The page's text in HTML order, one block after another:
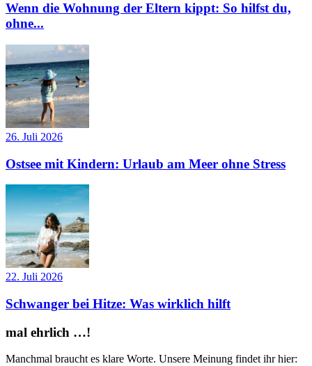
Wenn die Wohnung der Eltern kippt: So hilfst du,
ohne...
26. Juli 2026
Ostsee mit Kindern: Urlaub am Meer ohne Stress
22. Juli 2026
Schwanger bei Hitze: Was wirklich hilft
mal ehrlich …!
Manchmal braucht es klare Worte. Unsere Meinung findet ihr hier: